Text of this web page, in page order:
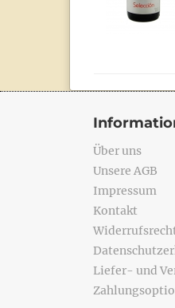
Über uns
Unsere AGB
Impressum
Kontakt
Liefer- und